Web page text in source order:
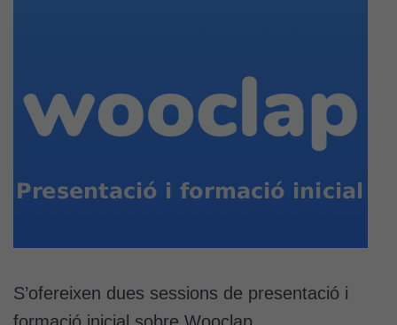
S’ofereixen dues sessions de presentació i
Cookies